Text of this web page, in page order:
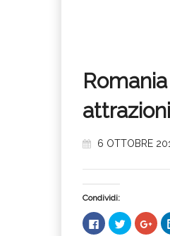
6 OTTOBRE
Condividi:
Fai
clic
Fai
clic
Fai
clic